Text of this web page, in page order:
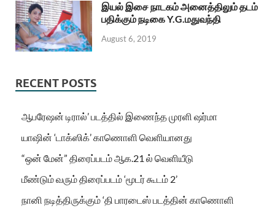
இயல் இசை நாடகம் அனைத்திலும் தடம்
பதிக்கும் நடிகை Y.G.மதுவந்தி
August 6, 2019
RECENT POSTS
ஆபரேஷன் டிரால்’ படத்தில் இணைந்த முரளி ஷர்மா
யாஷின் ‘டாக்ஸிக்’ காணொளி வெளியானது
“ஒன் மேன்” திரைப்படம் ஆக.21 ல் வெளியீடு
மீண்டும் வரும் திரைப்படம் ‘மூடர் கூடம் 2’
நானி நடித்திருக்கும் ‘தி பாரடைஸ் படத்தின் காணொளி